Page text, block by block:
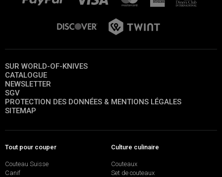
SUR WORLD-OF-KNIVES
CATALOGUE
NEWSLETTER
SGV
PROTECTION DES DONNÉES & MENTIONS LÉGALES
SITEMAP
Tout pour couper
Couteau Suisse
Canif
Culture culinaire
Couteaux
Set de couteaux